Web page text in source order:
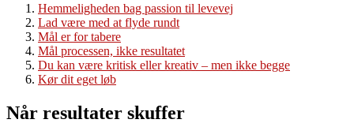
Hemmeligheden bag passion til levevej
Lad være med at flyde rundt
Mål er for tabere
Mål processen, ikke resultatet
Du kan være kritisk eller kreativ – men ikke begge
Kør dit eget løb
Når resultater skuffer